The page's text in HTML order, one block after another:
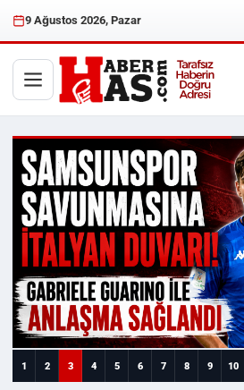
9 Ağustos 2026, Pazar
Haberhas —
1 2 3 4 5 6 7 8 9 10